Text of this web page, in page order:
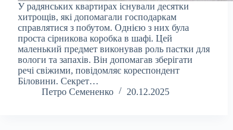
У радянських квартирах існували десятки
хитрощів, які допомагали господаркам
справлятися з побутом. Однією з них була
проста сірникова коробка в шафі. Цей
маленький предмет виконував роль пастки для
вологи та запахів. Він допомагав зберігати
речі свіжими, повідомляє кореспондент
Біловини. Секрет…
Петро Семененко
20.12.2025